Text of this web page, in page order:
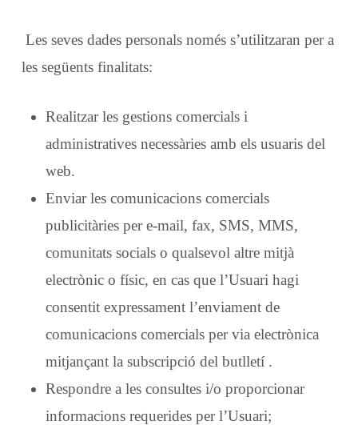
Les seves dades personals només s’utilitzaran per a
les següents finalitats:
Realitzar les gestions comercials i
administratives necessàries amb els usuaris del
web.
Enviar les comunicacions comercials
publicitàries per e-mail, fax, SMS, MMS,
comunitats socials o qualsevol altre mitjà
electrònic o físic, en cas que l’Usuari hagi
consentit expressament l’enviament de
comunicacions comercials per via electrònica
mitjançant la subscripció del butlletí .
Respondre a les consultes i/o proporcionar
informacions requerides per l’Usuari;